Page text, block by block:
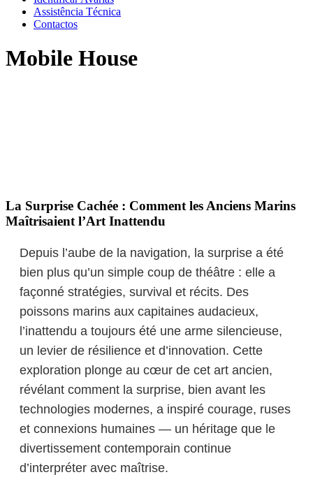
Assistência Técnica
Contactos
Mobile House
La Surprise Cachée : Comment les Anciens Marins
Maîtrisaient l’Art Inattendu
Depuis l’aube de la navigation, la surprise a été
bien plus qu’un simple coup de théâtre : elle a
façonné stratégies, survival et récits. Des
poissons marins aux capitaines audacieux,
l’inattendu a toujours été une arme silencieuse,
un levier de résilience et d’innovation. Cette
exploration plonge au cœur de cet art ancien,
révélant comment la surprise, bien avant les
technologies modernes, a inspiré courage, ruses
et connexions humaines — un héritage que le
divertissement contemporain continue
d’interpréter avec maîtrise.